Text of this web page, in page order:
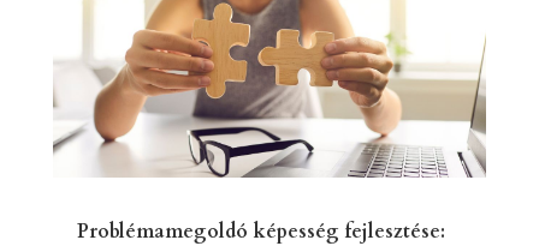
Problémamegoldó képesség fejlesztése: